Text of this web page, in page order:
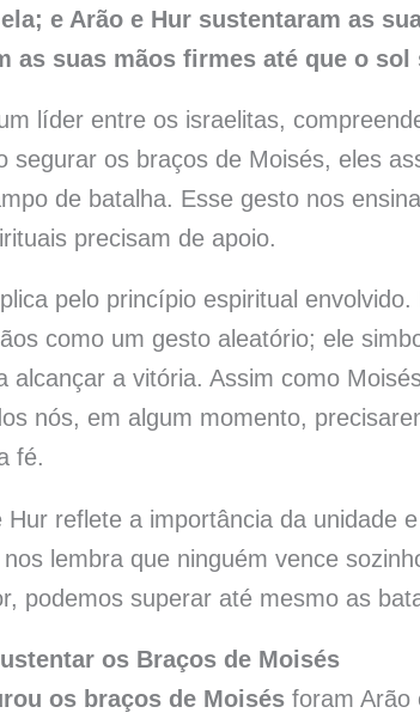
e Arão e Hur sustentaram as
suas mãos firmes até que o sol
líder entre os israelitas,
segurar os braços de Moisés, eles
de batalha. Esse gesto nos
precisam de apoio.
pelo princípio espiritual
como um gesto aleatório; ele
alcançar a vitória. Assim como
nós, em algum momento,
fé.
reflete a importância da unidade
lembra que ninguém vence
podemos superar até mesmo as
os Braços de Moisés
os braços de Moisés foram Arão